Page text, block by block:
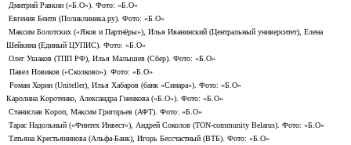
Дмитрий Равкин («Б.О»). Фото: «Б.О»
Евгения Бентя (Поликлиника.ру). Фото: «Б.О»
Максим Болотских («Яков и Партнёры»), Илья Иванинский (Центральный университет), Елена
Шейкина (Единый ЦУПИС). Фото: «Б.О»
Олег Ушаков (ТПП РФ), Илья Малышев (Сбер). Фото: «Б.О»
Павел Новиков («Сколково»). Фото: «Б.О»
Роман Хорин (Uniteller), Илья Хабаров (банк «Синара»). Фото: «Б.О»
Каролина Коротенко, Александра Гненкова («Б.О»). Фото: «Б.О»
Станислав Короп, Максим Григорьев (АФТ). Фото: «Б.О»
Тарас Надольный («Финтех Инвест»), Андрей Соколов (TON-community Belarus). Фото: «Б.О»
Татьяна Крестьянинова (Альфа-Банк), Игорь Бессчастный (ВТБ). Фото: «Б.О»